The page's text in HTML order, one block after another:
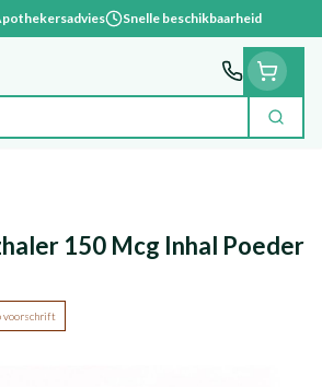
Snelle beschikbaarheid
Zoek
150 Mcg Inhal Poeder
voorschrift